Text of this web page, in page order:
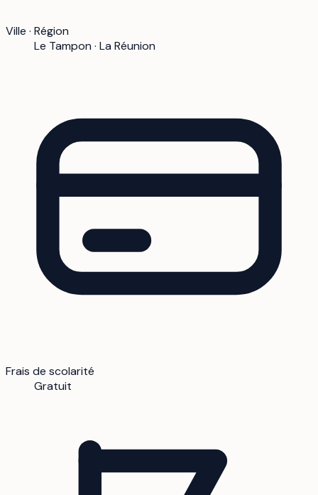
Ville · Région
Le Tampon · La Réunion
Frais de scolarité
Gratuit